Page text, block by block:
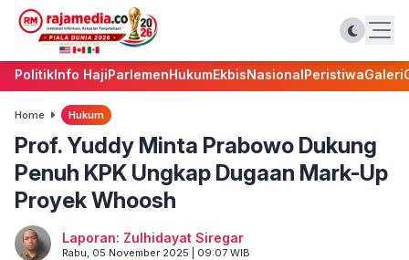
PolitikInfo HajiParlemenHukumEkbisNasionalPeristiwaGaleri
Home Hukum
Prof. Yuddy Minta Prabowo Dukung
Penuh KPK Ungkap Dugaan Mark-Up
Proyek Whoosh
Laporan: Zulhidayat Siregar
Rabu, 05 November 2025 | 09:07 WIB